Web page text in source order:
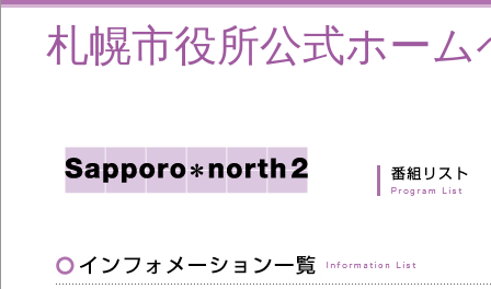
札幌市役所公式ホーム